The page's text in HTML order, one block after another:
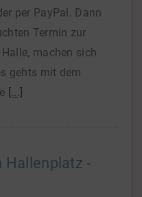
per PayPal. Dann
Termin zur
machen sich
gehts mit dem
[...]
Hallenplatz -